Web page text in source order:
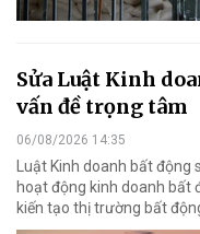
Sửa Luật Kinh
vấn đề trọng tâm
06/08/2026 14:35
Luật Kinh doanh bất động
hoạt động kinh doanh bất
kiến tạo thị trường bất